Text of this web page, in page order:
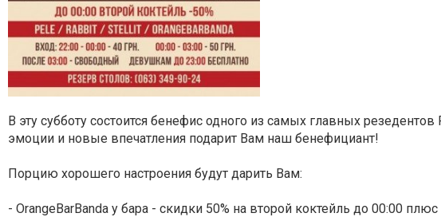
В эту субботу состоится бенефис одного из самых главных
эмоции и новые впечатления подарит Вам наш бенефициант!
Порцию хорошего настроения будут дарить Вам:
- OrangeBarBanda у бара - скидки 50% на второй коктейль до 00:00